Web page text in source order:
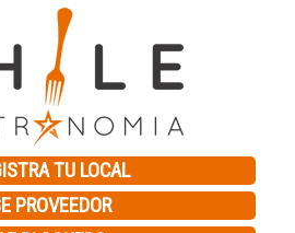
TU LOCAL
PROVEEDOR